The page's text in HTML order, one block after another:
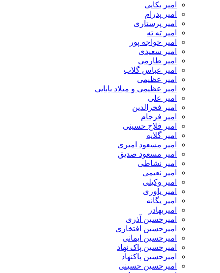
امیر بکایی
امیر پرستاری
امیر خواجه پور
امیر سعیدی
امیر طارمی
امیر عباس گلاب
امیر عظیمی
امیر عظیمی و میلاد بابایی
امیر فخرالدین
امیر فرجام
امیر فلاح حسینی
امیر مسعود امیری
امیر مسعود صدیق
امیر نشاطی
امیر نعیمی
امیر وکیلی
امیر یاوری
امیرحسین آذری
امیرحسین افتخاری
امیرحسین ایمانی
امیرحسین پاک نهاد
امیرحسین پاکنهاد
امیرحسین حسینی